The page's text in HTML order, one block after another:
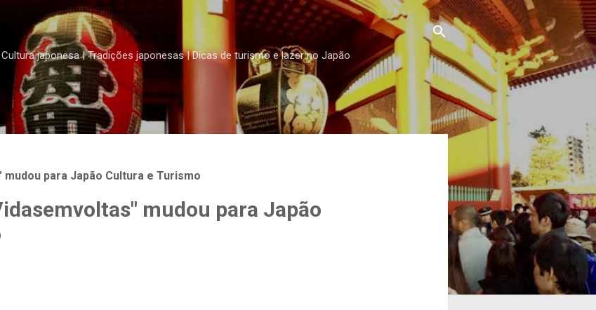
Pular para o conteúdo principal
japonesa | Tradições japonesas | Dicas de turismo e lazer no Japão
para Japão Cultura e Turismo
mudou para Japão